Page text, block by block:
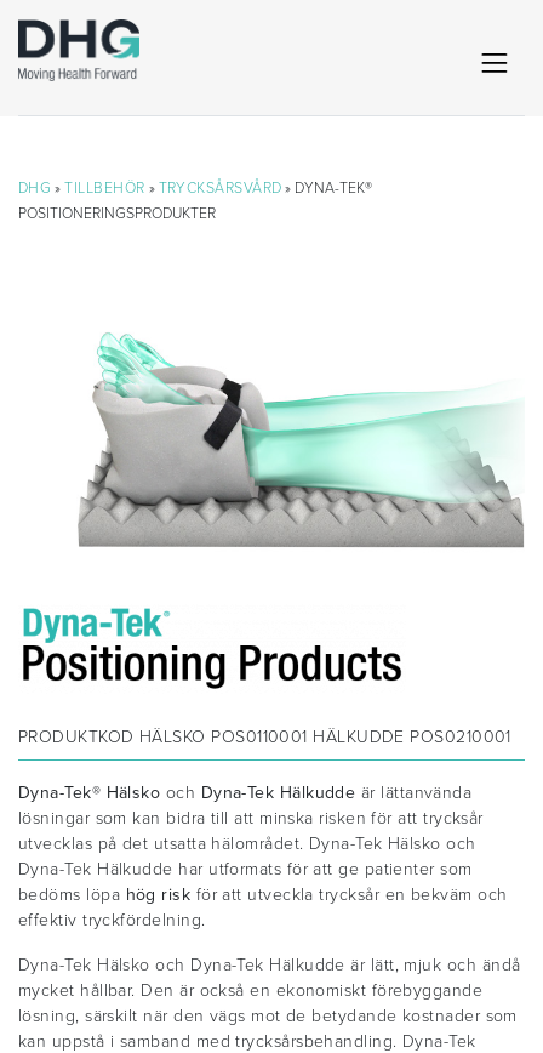
DHG »TILLBEHÖR » TRYCKSÅRSVÅRD » DYNA-TEK®
POSITIONERINGSPRODUKTER
PRODUKTKOD HÄLSKO POS0110001 HÄLKUDDE POS0210001
Dyna-Tek® Hälsko och Dyna-Tek Hälkudde är lättanvända
lösningar som kan bidra till att minska risken för att trycksår
utvecklas på det utsatta hälområdet. Dyna-Tek Hälsko och
Dyna-Tek Hälkudde har utformats för att ge patienter som
bedöms löpa hög risk för att utveckla trycksår en bekväm och
effektiv tryckfördelning.
Dyna-Tek Hälsko och Dyna-Tek Hälkudde är lätt, mjuk och ändå
mycket hållbar. Den är också en ekonomiskt förebyggande
lösning, särskilt när den vägs mot de betydande kostnader som
kan uppstå i samband med trycksårsbehandling. Dyna-Tek